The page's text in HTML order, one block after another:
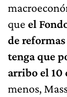
que el
de
tenga que
arribo el 10
menos,